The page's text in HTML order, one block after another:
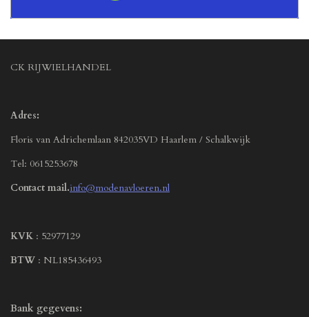
CK RIJWIELHANDEL
Adres:
Floris van Adrichemlaan 842035VD Haarlem / Schalkwijk
Tel: 0615253678
Contact mail.info@modenavloeren.nl
KVK : 52977129
BTW : NL185436493
Bank gegevens: